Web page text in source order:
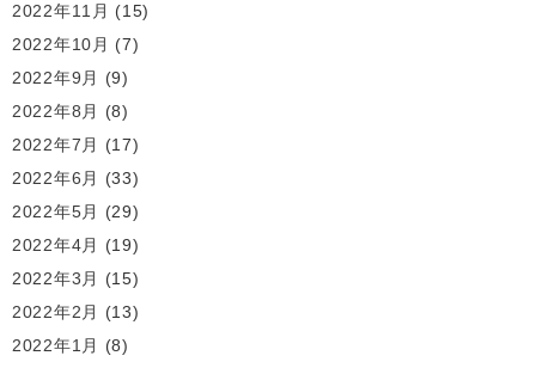
2022年11月 (15)
2022年10月 (7)
2022年9月
(9)
2022年8月
(8)
2022年7月
(17)
2022年6月
(33)
2022年5月
(29)
2022年4月
(19)
2022年3月
(15)
2022年2月
(13)
2022年1月
(8)